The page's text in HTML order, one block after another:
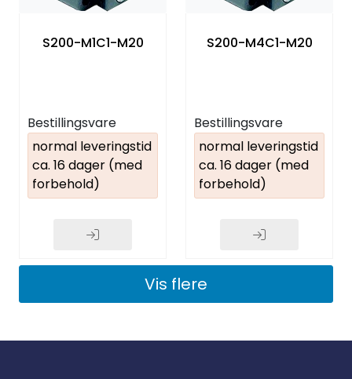
S200-M1C1-M20
Bestillingsvare
normal leveringstid
ca. 16 dager (med
forbehold)
S200-M4C1-M20
Bestillingsvare
normal leveringstid
ca. 16 dager (med
forbehold)
Vis flere